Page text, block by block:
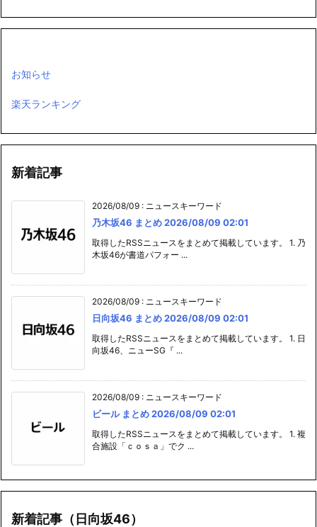
お知らせ
楽天ランキング
新着記事
2026/08/09 : ニュースキーワード
乃木坂46 まとめ 2026/08/09 02:01
取得したRSSニュースをまとめて掲載しています。 1. 乃
木坂46が書道パフォー ...
2026/08/09 : ニュースキーワード
日向坂46 まとめ 2026/08/09 02:01
取得したRSSニュースをまとめて掲載しています。 1. 日
向坂46、ニューSG『 ...
2026/08/09 : ニュースキーワード
ビール まとめ 2026/08/09 02:01
取得したRSSニュースをまとめて掲載しています。 1. 複
合施設「ｃｏｓａ」でク ...
新着記事（日向坂46）